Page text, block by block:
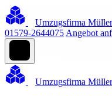
Umzugsfirma Müller
01579-2644075 Angebot
Umzugsfirma Müller